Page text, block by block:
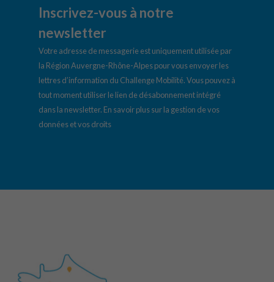
Inscrivez-vous à notre
newsletter
Votre adresse de messagerie est uniquement utilisée par
la Région Auvergne-Rhône-Alpes pour vous envoyer les
lettres d’information du Challenge Mobilité. Vous pouvez à
tout moment utiliser le lien de désabonnement intégré
dans la newsletter. En savoir plus sur la gestion de vos
données et vos droits